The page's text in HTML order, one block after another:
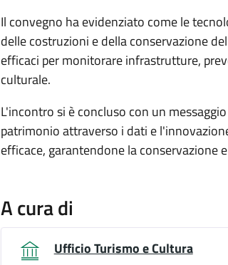
Il convegno ha evidenziato come le
delle costruzioni e della conservazione
efficaci per monitorare infrastrutture,
culturale.
L'incontro si è concluso con un
patrimonio attraverso i dati e
efficace, garantendone la conservazione
A cura di
Ufficio Turismo e Cultura